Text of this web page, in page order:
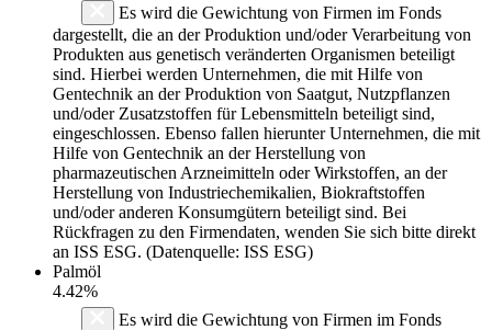
Es wird die Gewichtung von Firmen im Fonds
dargestellt, die an der Produktion und/oder Verarbeitung von
Produkten aus genetisch veränderten Organismen beteiligt
sind. Hierbei werden Unternehmen, die mit Hilfe von
Gentechnik an der Produktion von Saatgut, Nutzpflanzen
und/oder Zusatzstoffen für Lebensmitteln beteiligt sind,
eingeschlossen. Ebenso fallen hierunter Unternehmen, die mit
Hilfe von Gentechnik an der Herstellung von
pharmazeutischen Arzneimitteln oder Wirkstoffen, an der
Herstellung von Industriechemikalien, Biokraftstoffen
und/oder anderen Konsumgütern beteiligt sind. Bei
Rückfragen zu den Firmendaten, wenden Sie sich bitte direkt
an ISS ESG. (Datenquelle: ISS ESG)
Palmöl
4.42%
Es wird die Gewichtung von Firmen im Fonds